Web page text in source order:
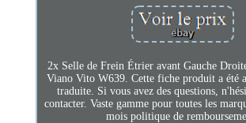
2x Selle de Frein Étrier avant Gauche
Viano Vito W639. Cette fiche produit a été
traduite. Si vous avez des questions,
contacter. Vaste gamme pour toutes les
mois politique de